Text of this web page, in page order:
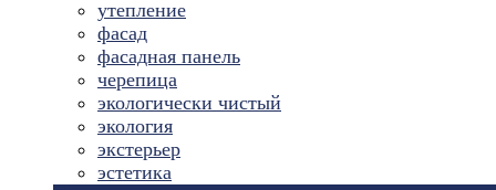
утепление
фасад
фасадная панель
черепица
экологически чистый
экология
экстерьер
эстетика